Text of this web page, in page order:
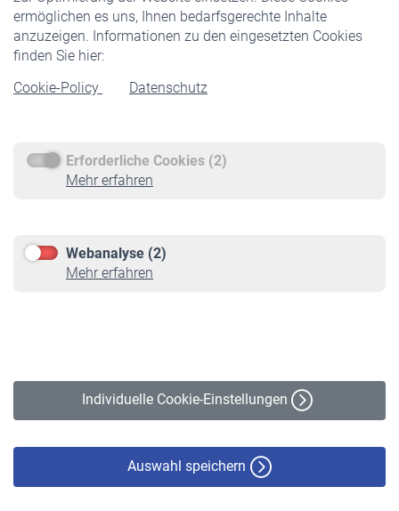
ermöglichen es uns, Ihnen bedarfsgerechte Inhalte
anzuzeigen. Informationen zu den eingesetzten Cookies
finden Sie hier:
Cookie-Policy
Datenschutz
Erforderliche Cookies (2)
Mehr erfahren
Webanalyse (2)
Mehr erfahren
Individuelle Cookie-Einstellungen
Auswahl speichern
Rentner
Rentenbeginn
Rente beantragen
Service
Informationen
Online-Rechner
VBLnewsletter
Erklärung zur Barrierefreiheit